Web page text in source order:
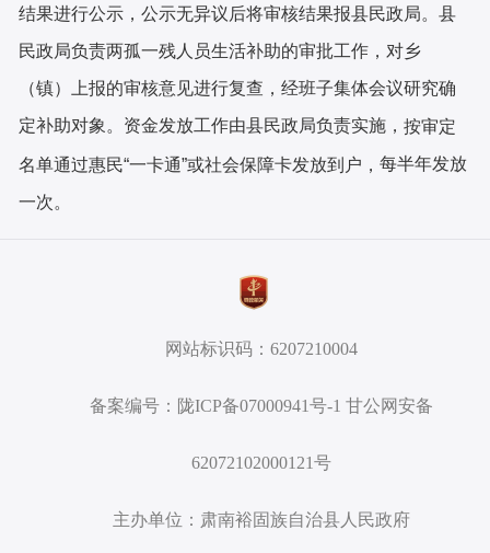
结果进行公示，公示无异议后将审核结果报县民政局。县
民政局负责两孤一残人员生活补助的审批工作， 对乡
（镇）上报的审核意见进行复查 ，经班子集体会议研究确
定补助对象。 资金发放工作由县民政局负责实施 ，按审定
名单通过惠民“一卡通”或社会保障卡发放到户，每半年发放
一次。
网站标识码：6207210004
备案编号：陇ICP备07000941号-1 甘公网安备
62072102000121号
主办单位：肃南裕固族自治县人民政府